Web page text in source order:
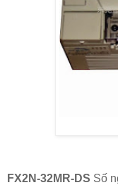
FX2N-32MR-DS Số